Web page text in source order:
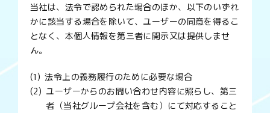
当社は、法令で認められた場合のほか、以下のいずれ
かに該当する場合を除いて、ユーザーの同意を得るこ
となく、本個人情報を第三者に開示又は提供しませ
ん。
法令上の義務履行のために必要な場合
ユーザーからのお問い合わせ内容に照らし、第三
者（当社グループ会社を含む）にて対応すること